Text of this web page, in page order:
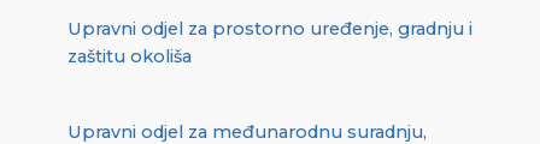
Upravni odjel za prostorno uređenje, gradnju i
zaštitu okoliša
Upravni odjel za međunarodnu suradnju,